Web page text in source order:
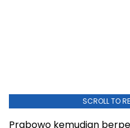
SCROLL TO
Prabowo kemudian